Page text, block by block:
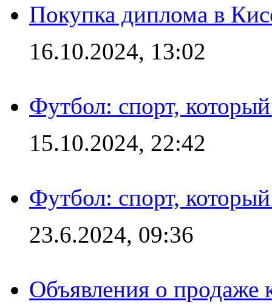
Покупка диплома в
16.10.2024, 13:02
Футбол: спорт,
15.10.2024, 22:42
Футбол: спорт,
23.6.2024, 09:36
Объявления о продаже